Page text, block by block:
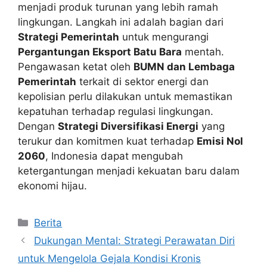
menjadi produk turunan yang lebih ramah
lingkungan. Langkah ini adalah bagian dari
Strategi Pemerintah untuk mengurangi
Pergantungan Eksport Batu Bara mentah.
Pengawasan ketat oleh BUMN dan Lembaga
Pemerintah terkait di sektor energi dan
kepolisian perlu dilakukan untuk memastikan
kepatuhan terhadap regulasi lingkungan.
Dengan Strategi Diversifikasi Energi yang
terukur dan komitmen kuat terhadap Emisi Nol
2060, Indonesia dapat mengubah
ketergantungan menjadi kekuatan baru dalam
ekonomi hijau.
Kategori
Berita
Dukungan Mental: Strategi Perawatan Diri
untuk Mengelola Gejala Kondisi Kronis